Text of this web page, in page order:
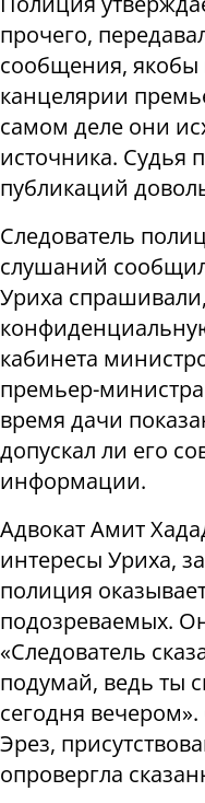
прочего,
сообщения,
канцелярии
самом деле они
источника. Судья
публикаций
Следователь
слушаний
Уриха
кабинета
премьер-
время дачи
допускал ли его
информации.
Адвокат Амит
интересы Уриха,
полиция
подозреваемых.
«Следователь
подумай, ведь ты
сегодня
Эрез,
опровергла